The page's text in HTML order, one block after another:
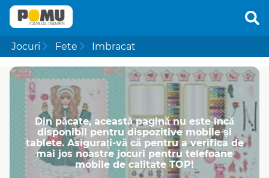
Jocuri Fete Imbracat
Din păcate, această pagină nu este încă
disponibil pentru dispozitive mobile și
tablete. Asigurați-vă că pentru a verifica de
mai jos noastre jocuri pentru telefoane
mobile de calitate TOP!